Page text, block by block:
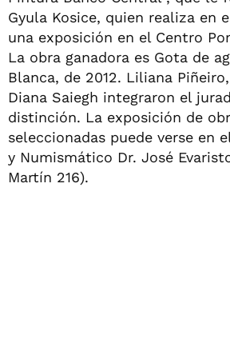
Gyula Kosice, quien realiza en
una exposición en el Centro
La obra ganadora es Gota de
Blanca, de 2012. Liliana
Diana Saiegh integraron el
distinción. La exposición de
seleccionadas puede verse en
y Numismático Dr. José
Martín 216).